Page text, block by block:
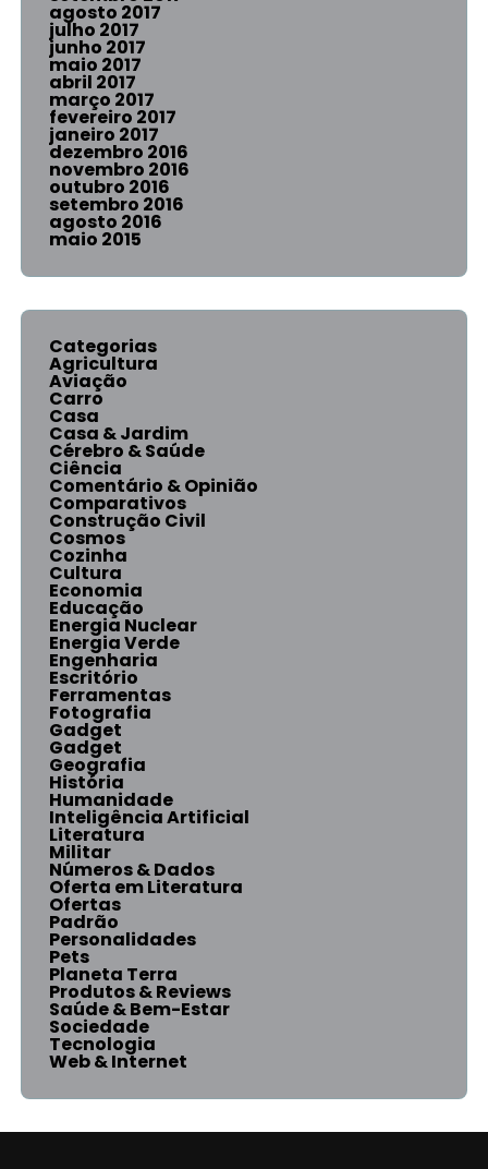
agosto 2017
julho 2017
junho 2017
maio 2017
abril 2017
março 2017
fevereiro 2017
janeiro 2017
dezembro 2016
novembro 2016
outubro 2016
setembro 2016
agosto 2016
maio 2015
Categorias
Agricultura
Aviação
Carro
Casa
Casa & Jardim
Cérebro & Saúde
Ciência
Comentário & Opinião
Comparativos
Construção Civil
Cosmos
Cozinha
Cultura
Economia
Educação
Energia Nuclear
Energia Verde
Engenharia
Escritório
Ferramentas
Fotografia
Gadget
Gadget
Geografia
História
Humanidade
Inteligência Artificial
Literatura
Militar
Números & Dados
Oferta em Literatura
Ofertas
Padrão
Personalidades
Pets
Planeta Terra
Produtos & Reviews
Saúde & Bem-Estar
Sociedade
Tecnologia
Web & Internet